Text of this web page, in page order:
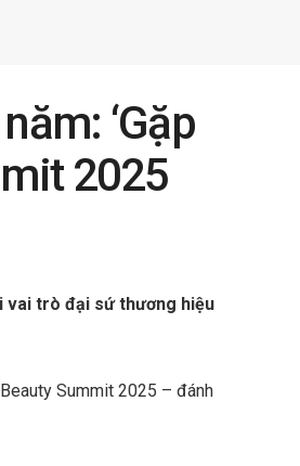
‘Gặp
2025
vai trò đại sứ thương hiệu
Summit 2025 – đánh